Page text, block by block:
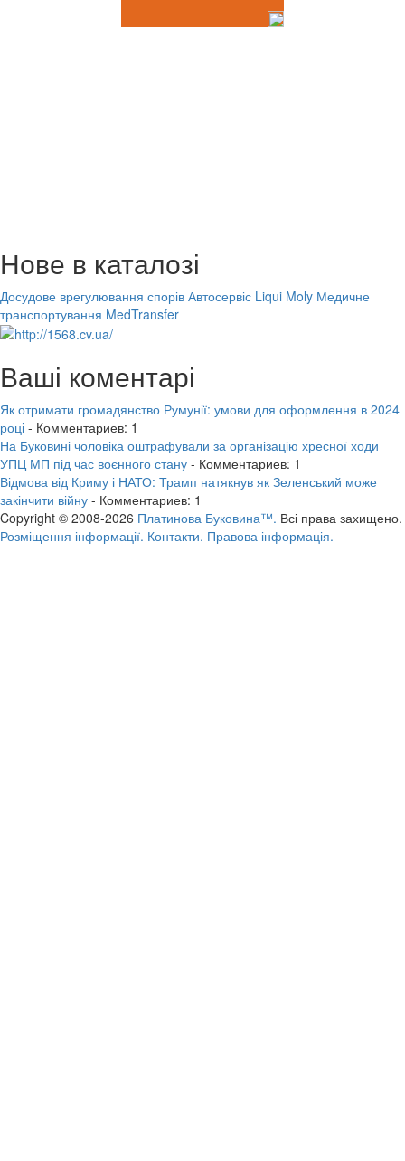
Нове в каталозі
Досудове врегулювання спорів Автосервіс Liqui Moly Медичне
транспортування MedTransfer
Ваші коментарі
Як отримати громадянство Румунії: умови для оформлення в 2024
році - Комментариев: 1
На Буковині чоловіка оштрафували за організацію хресної ходи
УПЦ МП під час воєнного стану - Комментариев: 1
Відмова від Криму і НАТО: Трамп натякнув як Зеленський може
закінчити війну - Комментариев: 1
Copyright © 2008-2026 Платинова Буковина™. Всі права захищено.
Розміщення інформації. Контакти. Правова інформація.